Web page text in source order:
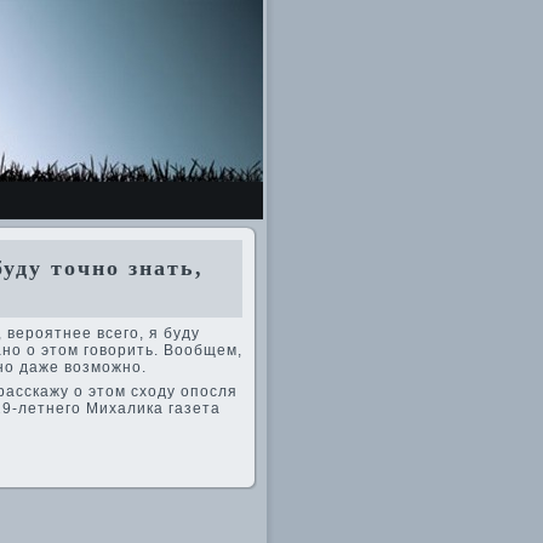
точно знать,
всего, я буду
о этом говорить. Вообщем,
даже возможно.
о этом сходу опосля
летнего Михалика газета